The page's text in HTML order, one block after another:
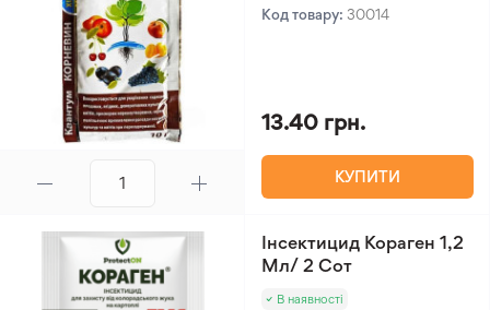
Код товару: 30014
13.40 грн.
КУПИТИ
Інсектицид Кораген 1,2
Мл/ 2 Сот
В наявності